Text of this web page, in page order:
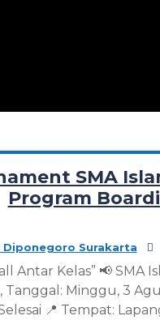
SMA
Program
Diponegoro Surakarta
Antar Kelas” 📢 SMA
Tanggal: Minggu, 3
📍 Tempat: